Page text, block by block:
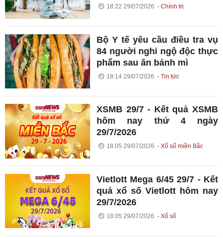
18:22 29/07/2026 Chính trị
Bộ Y tế yêu cầu điều tra vụ
84 người nghi ngộ độc thực
phẩm sau ăn bánh mì
18:14 29/07/2026 Tin tức
XSMB 29/7 - Kết quả XSMB
hôm nay thứ 4 ngày
29/7/2026
18:05 29/07/2026 Xổ số miền Bắc
Vietlott Mega 6/45 29/7 - Kết
quả xổ số Vietlott hôm nay
29/7/2026
18:05 29/07/2026 Xổ số